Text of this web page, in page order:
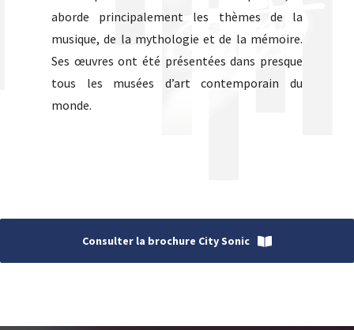
aborde principalement les thèmes de la
musique, de la mythologie et de la mémoire.
Ses œuvres ont été présentées dans presque
tous les musées d’art contemporain du
monde.
Consulter la brochure City Sonic